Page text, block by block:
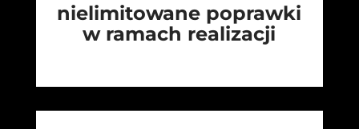
nielimitowane poprawki
w ramach realizacji